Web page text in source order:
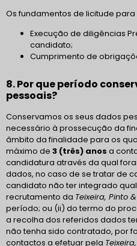
Os fundamentos de licitude
Execução de diligências
candidato;
Cumprimento de
8. Por que período
pessoais?
Conservamos os seus dados
necessário à prossecução da
âmbito da finalidade para os
máximo de 3 (três) anos a
candidatura através da qual
dados, no caso de se tratar de
candidato não ter integrado
recrutamento da Teixeira, Pinto
período; ou (ii) do termo do
a recolha dos referidos dados
não tenha sido contratado, por
contactos a efetuar pela